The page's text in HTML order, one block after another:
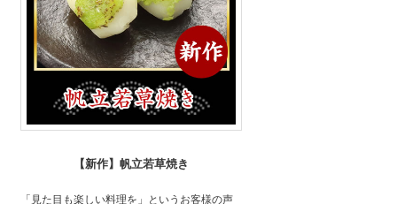
【新作】帆立若草焼き
「見た目も楽しい料理を」というお客様の声